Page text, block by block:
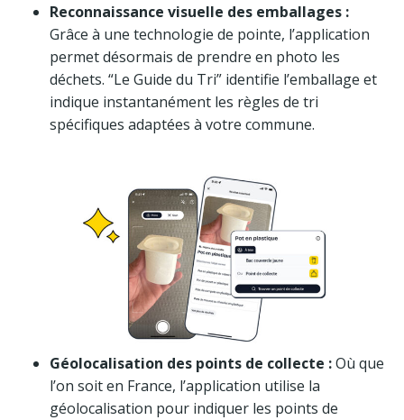
Reconnaissance visuelle des emballages :
Grâce à une technologie de pointe, l’application
permet désormais de prendre en photo les
déchets. “Le Guide du Tri” identifie l’emballage et
indique instantanément les règles de tri
spécifiques adaptées à votre commune.
Géolocalisation des points de collecte :Où que
l’on soit en France, l’application utilise la
géolocalisation pour indiquer les points de